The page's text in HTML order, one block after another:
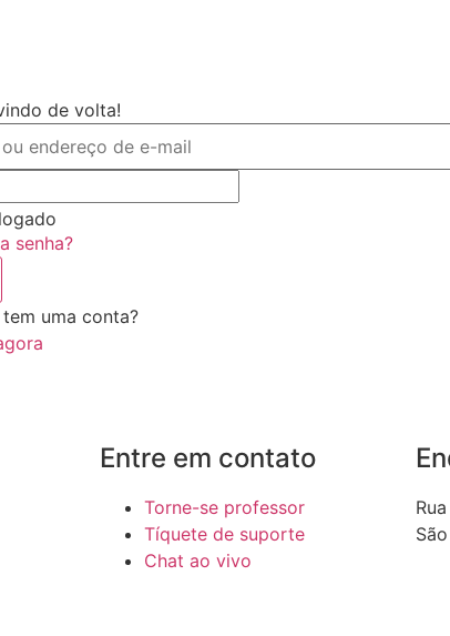
de volta!
senha?
uma conta?
Entre em contato
Torne-se professor
Tíquete de suporte
Chat ao vivo